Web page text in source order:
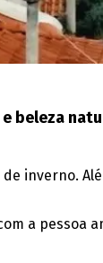
beleza
inverno.
a